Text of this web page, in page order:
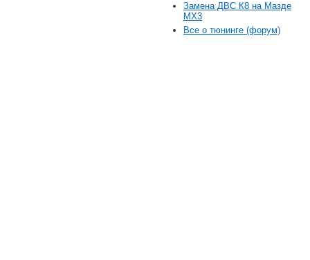
Замена ДВС К8 на Мазде
MX3
Все о тюнинге (форум)